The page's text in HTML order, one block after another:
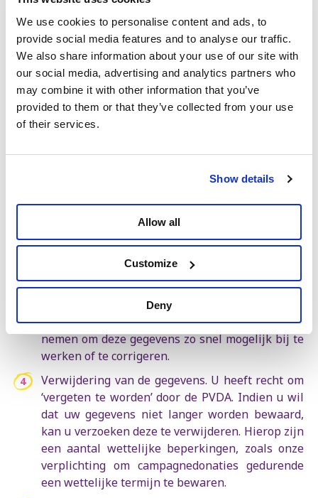
We use cookies to personalise content and ads, to
provide social media features and to analyse our traffic.
We also share information about your use of our site with
our social media, advertising and analytics partners who
may combine it with other information that you’ve
provided to them or that they’ve collected from your use
of their services.
Show details
Allow all
Customize
Deny
van de verwerking. Bovendien heeft u het recht
om bevestiging te krijgen of uw gegevens door
ons worden verwerkt en om toegang te krijgen
tot een kopie van uw gegevens.
Uw toestemming intrekken. Als u van gedacht
verandert over het gebruik van uw
persoonsgegevens, waar u eerder toestemming
zullen u steeds duidelijk informeren wanneer u
van mening dat dit geheel vrijwillig,
geïnformeerd en proactief moet gebeuren.
Aanpassing van uw gegevens. U heeft het recht
om uw persoonsgegevens te laten corrigeren als
ze onjuist, onvolledig of verouderd zijn. In dat
geval zullen we alle redelijke maatregelen
nemen om deze gegevens zo snel mogelijk bij te
werken of te corrigeren.
Verwijdering van de gegevens. U heeft recht om
‘vergeten te worden’ door de PVDA. Indien u wil
dat uw gegevens niet langer worden bewaard,
kan u verzoeken deze te verwijderen. Hierop zijn
een aantal wettelijke beperkingen, zoals onze
verplichting om campagnedonaties gedurende
een wettelijke termijn te bewaren.